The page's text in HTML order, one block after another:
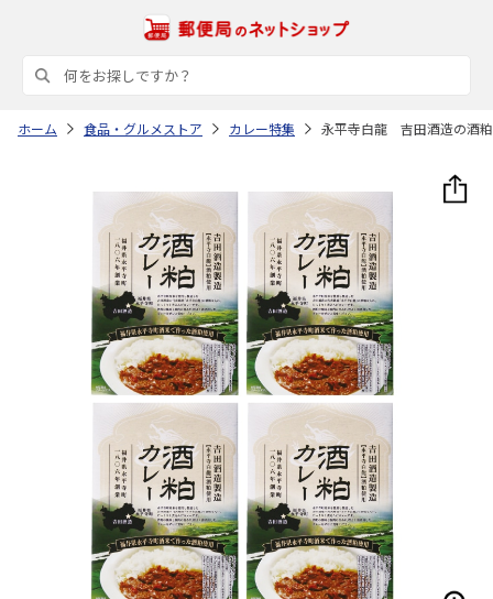
ホーム 食品・グルメストア カレー特集 永平寺白龍 吉田酒造の酒